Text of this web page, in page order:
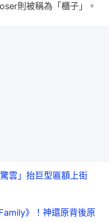
則被稱為「櫃子」。
雲」抬巨型匾額上街
》！神還原背後原